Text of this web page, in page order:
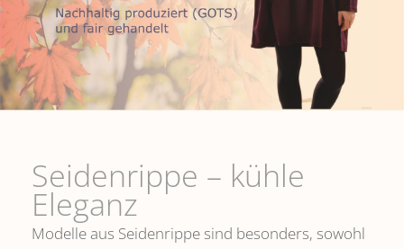
Seidenrippe­ – kühle
Eleganz
Modelle aus Seidenrippe sind besonders, sowohl